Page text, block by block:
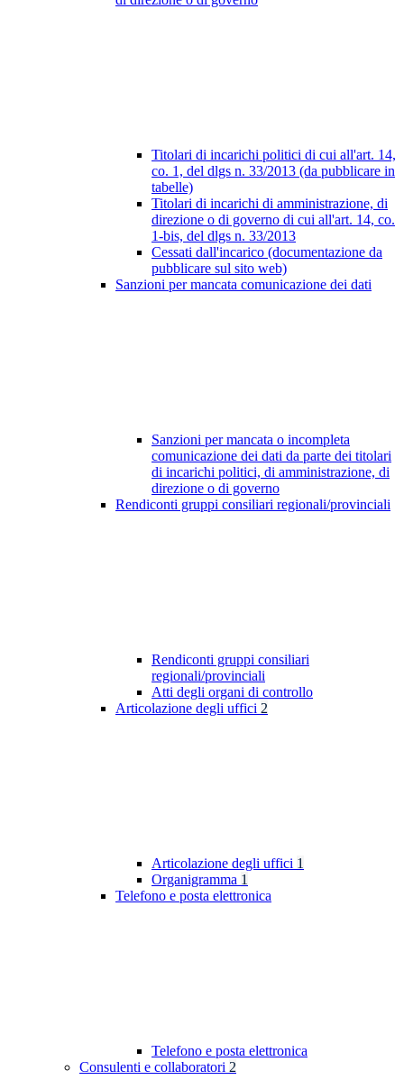
Titolari di incarichi politici di cui all'art. 14,
co. 1, del dlgs n. 33/2013 (da pubblicare in
tabelle)
Titolari di incarichi di amministrazione, di
direzione o di governo di cui all'art. 14, co.
1-bis, del dlgs n. 33/2013
Cessati dall'incarico (documentazione da
pubblicare sul sito web)
Sanzioni per mancata comunicazione dei dati
Sanzioni per mancata o incompleta
comunicazione dei dati da parte dei titolari
di incarichi politici, di amministrazione, di
direzione o di governo
Rendiconti gruppi consiliari regionali/provinciali
Rendiconti gruppi consiliari
regionali/provinciali
Atti degli organi di controllo
Articolazione degli uffici 2
Articolazione degli uffici 1
Organigramma 1
Telefono e posta elettronica
Telefono e posta elettronica
Consulenti e collaboratori 2